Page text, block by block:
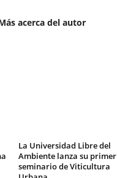
acerca del autor
La Universidad Libre del
Ambiente lanza su primer
seminario de Viticultura